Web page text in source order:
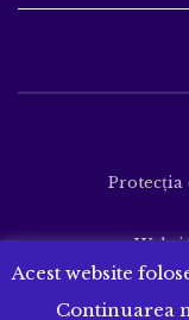
Protecția
Acest website
Continuarea